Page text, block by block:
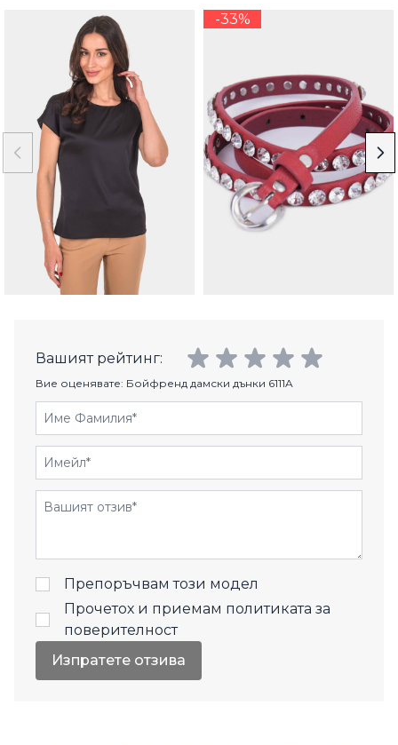
-33%
Вашият рейтинг:
Вие оценявате: Бойфренд дамски дънки 6111A
Име Фамилия
Имейл
Отзиви
Препоръчвам този модел
Прочетох и приемам политиката за
поверителност
Изпратете отзива